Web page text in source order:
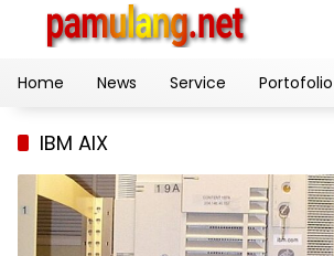
Home News Service Portofolio
IBM AIX